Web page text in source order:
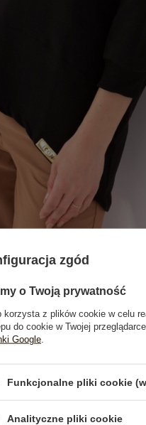
Zwroty i reklamacje
zgód
o Twoją prywatność
korzysta z plików cookie w celu
do cookie w Twojej
Google
Funkcjonalne pliki cookie
Analityczne pliki cookie